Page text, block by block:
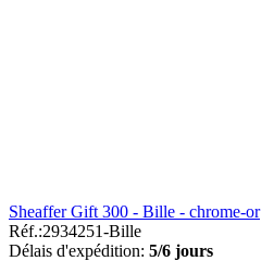
Sheaffer Gift 300 - Bille - chrome-or
Réf.:2934251-Bille
Délais d'expédition: 5/6 jours